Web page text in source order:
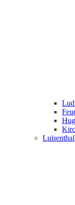
Luisenthal